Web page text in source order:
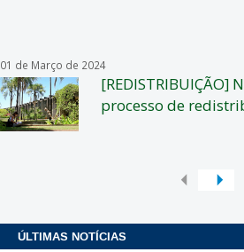
01 de Março de 2024
[REDISTRIBUIÇÃO]
processo de
ÚLTIMAS NOTÍCIAS